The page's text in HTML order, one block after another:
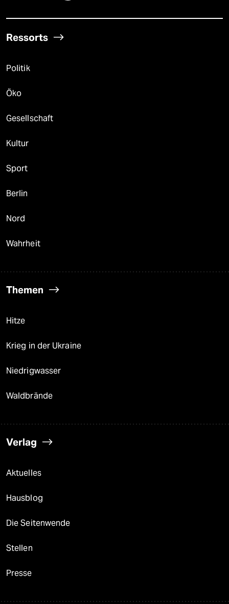
Ressorts
Politik
Öko
Gesellschaft
Kultur
Sport
Berlin
Nord
Wahrheit
Themen
Hitze
Krieg in der Ukraine
Niedrigwasser
Waldbrände
Verlag
Aktuelles
Hausblog
Die Seitenwende
Stellen
Presse